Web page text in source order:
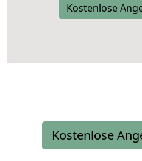
Kostenlose
Kostenlose